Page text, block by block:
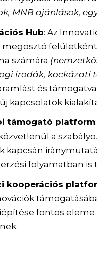
MNB ajánlások,
Hub: Az
számára
irodák, kockázati
és
kapcsolatok
támogató platform
a
kapcsán
folyamatban is
kooperációs
fontos